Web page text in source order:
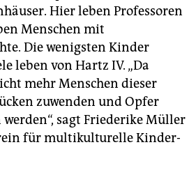
Hier leben Professoren
Menschen mit
Die wenigsten Kinder
leben von Hartz IV. „Da
mehr Menschen dieser
zuwenden und Opfer
sagt Friederike Müller
für multikulturelle Kinder-